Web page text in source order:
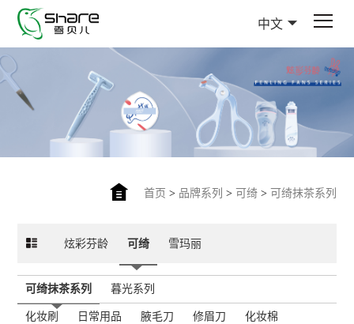
中文
首页 > 品牌系列 > 可绮> 可绮抹茶系列
炫彩芬龄 可绮 雪玛丽
可绮抹茶系列 暮光系列
化妆刷 日常用品 腋毛刀 修眉刀 化妆棉